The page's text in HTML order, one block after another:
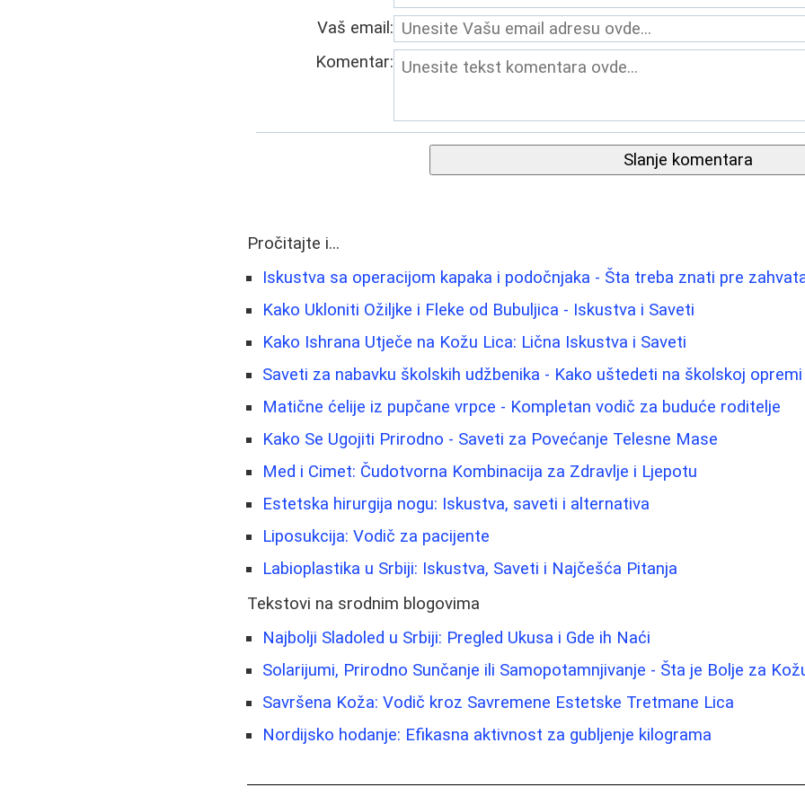
Vaš email:
Komentar:
Slanje komentara
Pročitajte i...
Iskustva sa operacijom kapaka i podočnjaka - Šta treba znati pre
Kako Ukloniti Ožiljke i Fleke od Bubuljica - Iskustva i Saveti
Kako Ishrana Utječe na Kožu Lica: Lična Iskustva i Saveti
Saveti za nabavku školskih udžbenika - Kako uštedeti na školskoj opremi
Matične ćelije iz pupčane vrpce - Kompletan vodič za buduće roditelje
Kako Se Ugojiti Prirodno - Saveti za Povećanje Telesne Mase
Med i Cimet: Čudotvorna Kombinacija za Zdravlje i Ljepotu
Estetska hirurgija nogu: Iskustva, saveti i alternativa
Liposukcija: Vodič za pacijente
Labioplastika u Srbiji: Iskustva, Saveti i Najčešća Pitanja
Tekstovi na srodnim blogovima
Najbolji Sladoled u Srbiji: Pregled Ukusa i Gde ih Naći
Solarijumi, Prirodno Sunčanje ili Samopotamnjivanje - Šta je Bolje za
Savršena Koža: Vodič kroz Savremene Estetske Tretmane Lica
Nordijsko hodanje: Efikasna aktivnost za gubljenje kilograma